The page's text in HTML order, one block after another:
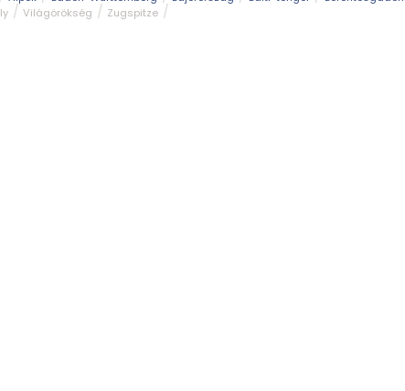
Világörökség Zugspitze